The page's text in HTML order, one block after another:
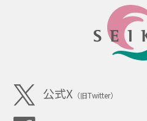
公式X （旧Twitter）